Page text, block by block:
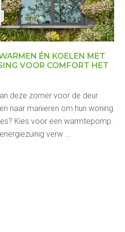
ÉN KOELEN MET
VOOR COMFORT HET
deze zomer voor de deur
naar manieren om hun woning
Kies voor een warmtepomp.
verw ...